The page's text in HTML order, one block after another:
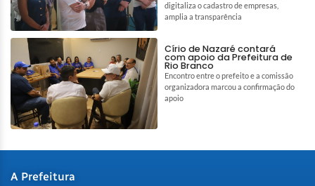
digitaliza o cadastro de empresas,
amplia a transparência
Círio de Nazaré contará
com apoio da Prefeitura de
Rio Branco
Encontro entre o prefeito e a comissão
organizadora marcou a confirmação do
apoio
A Prefeitura